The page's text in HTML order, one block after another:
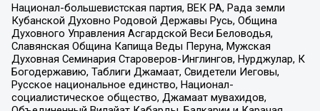
Национал-большевистская партия, ВЕК РА, Рада земли
Кубанской Духовно Родовой Державы Русь, Община
Духовного Управления Асгардской Веси Беловодья,
Славянская Община Капища Веды Перуна, Мужская
Духовная Семинария Староверов-Инглингов, Нурджулар, К
Богодержавию, Таблиги Джамаат, Свидетели Иеговы,
Русское национальное единство, Национал-
социалистическое общество, Джамаат мувахидов,